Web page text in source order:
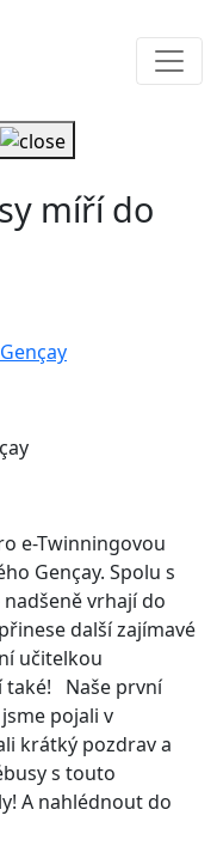
míří do
e-Twinningovou
Gençay. Spolu s
vrhají do
další zajímavé
učitelkou
také! Naše první
pojali v
krátký pozdrav a
s touto
A nahlédnout do